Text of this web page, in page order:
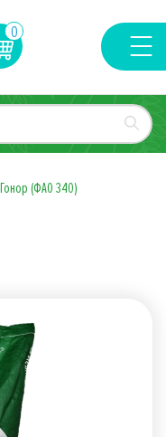
0
(ФАО 340)